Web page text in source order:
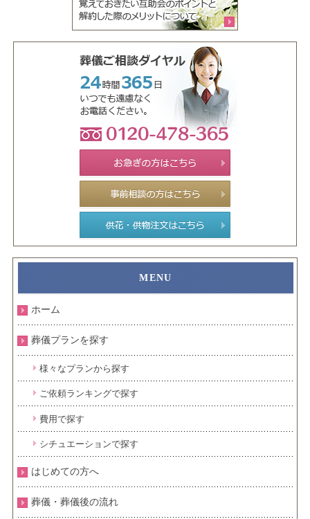
ホーム
葬儀プランを探す
様々なプランから探す
ご依頼ランキングで探す
費用で探す
シチュエーションで探す
はじめての方へ
葬儀・葬儀後の流れ